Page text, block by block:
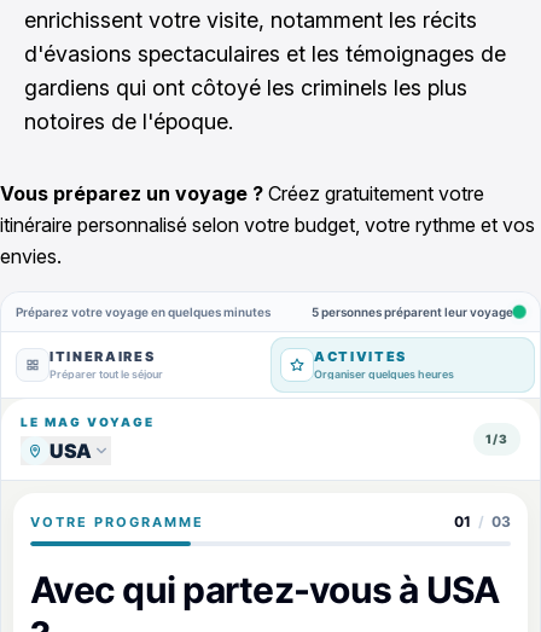
enrichissent votre visite, notamment les récits
d'évasions spectaculaires et les témoignages de
gardiens qui ont côtoyé les criminels les plus
notoires de l'époque.
Vous préparez un voyage ? Créez gratuitement votre
itinéraire personnalisé selon votre budget, votre rythme et vos
envies.